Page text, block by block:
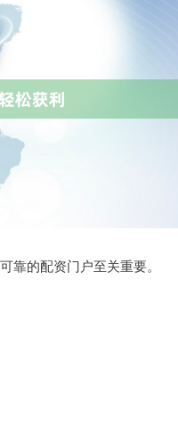
的配资门户至关重要。